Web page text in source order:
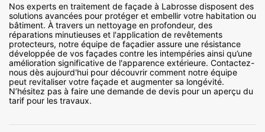
Nos experts en traitement de façade à Labrosse disposent des
solutions avancées pour protéger et embellir votre habitation ou
bâtiment. À travers un nettoyage en profondeur, des
réparations minutieuses et l'application de revêtements
protecteurs, notre équipe de façadier assure une résistance
développée de vos façades contre les intempéries ainsi qu’une
amélioration significative de l'apparence extérieure. Contactez-
nous dès aujourd'hui pour découvrir comment notre équipe
peut revitaliser votre façade et augmenter sa longévité.
N’hésitez pas à faire une demande de devis pour un aperçu du
tarif pour les travaux.